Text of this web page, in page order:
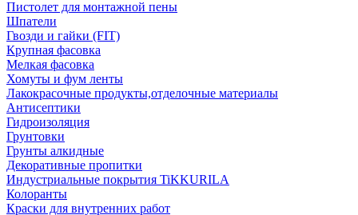
Пистолет для монтажной пены
Шпатели
Гвозди и гайки (FIT)
Крупная фасовка
Мелкая фасовка
Хомуты и фум ленты
Лакокрасочные продукты,отделочные материалы
Антисептики
Гидроизоляция
Грунтовки
Грунты алкидные
Декоративные пропитки
Индустриальные покрытия TiKKURILA
Колоранты
Краски для внутренних работ